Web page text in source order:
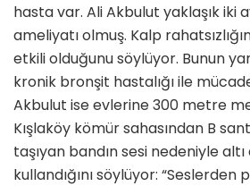
hasta var. Ali Akbulut yaklaşık iki
ameliyatı olmuş. Kalp
etkili olduğunu söylüyor. Bunun
kronik bronşit hastalığı ile
Akbulut ise evlerine 300 metre
Kışlaköy kömür sahasından B
taşıyan bandın sesi nedeniyle altı
kullandığını söylüyor: “Seslerden